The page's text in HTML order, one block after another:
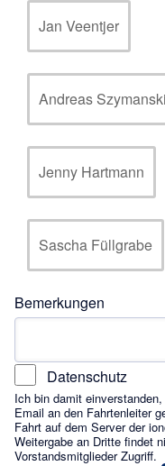
Jan Veentjer
Andreas Szymanski
Jenny Hartmann
Sascha Füllgrabe
Bemerkungen
Datenschutz
Ich bin damit
Email an den Fahrtenleiter
Fahrt auf dem Server der
Weitergabe an Dritte findet
Vorstandsmitglieder Zugriff.